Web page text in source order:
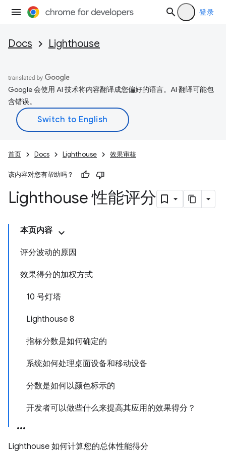
登录
Docs Lighthouse
Google 会使用 AI 技术将内容翻译成您偏好的语言。AI 翻译可能包
含错误。
首页 Docs Lighthouse 效果审核
该内容对您有帮助吗？
Lighthouse 性能评分
本页内容
评分波动的原因
效果得分的加权方式
10 号灯塔
Lighthouse 8
指标分数是如何确定的
系统如何处理桌面设备和移动设备
分数是如何以颜色标示的
开发者可以做些什么来提高其应用的效果得分？
Lighthouse 如何计算您的总体性能得分